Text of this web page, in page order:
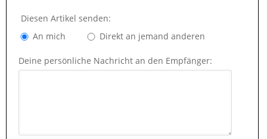
Diesen Artikel senden:
An mich
Direkt an jemand anderen
Deine persönliche Nachricht an den Empfänger: